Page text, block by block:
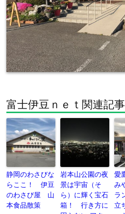
富士伊豆ｎｅｔ関連記事
静岡のわさびな
らここ！ 伊豆
のわさび屋 山
本食品散策
岩本山公園の夜
景は宇宙（そ
ら）に輝く宝石
箱！ 行き方に
愛
み
ラ
立